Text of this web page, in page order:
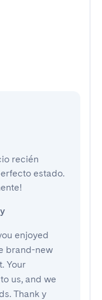
recién
estado.
enjoyed
brand-new
Your
us, and we
Thank y